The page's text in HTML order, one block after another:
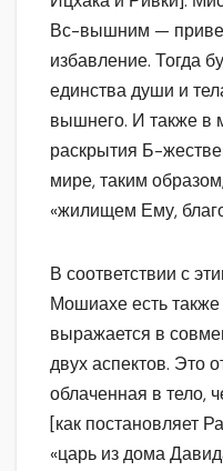
Вс-вышним —
избавление. Тогда
единства души и
вышнего. И также в
раскрытия Б-
мире, таким
«жилищем Ему,
В соответствии с
Мошиахе есть
выражается в
двух аспектов. Это
облаченная в тело,
[как постановляет
«царь из дома